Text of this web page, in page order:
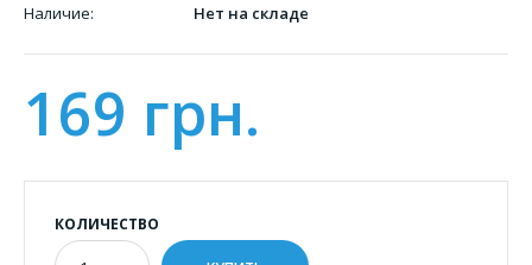
Наличие:
Нет на складе
169 грн.
КОЛИЧЕСТВО